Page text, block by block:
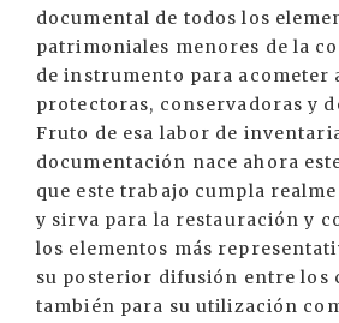
documental de todos los
patrimoniales menores de la
de instrumento para acometer
protectoras, conservadoras y
Fruto de esa labor de
documentación nace ahora
que este trabajo cumpla
y sirva para la restauración y
los elementos más
su posterior difusión entre los
también para su utilización